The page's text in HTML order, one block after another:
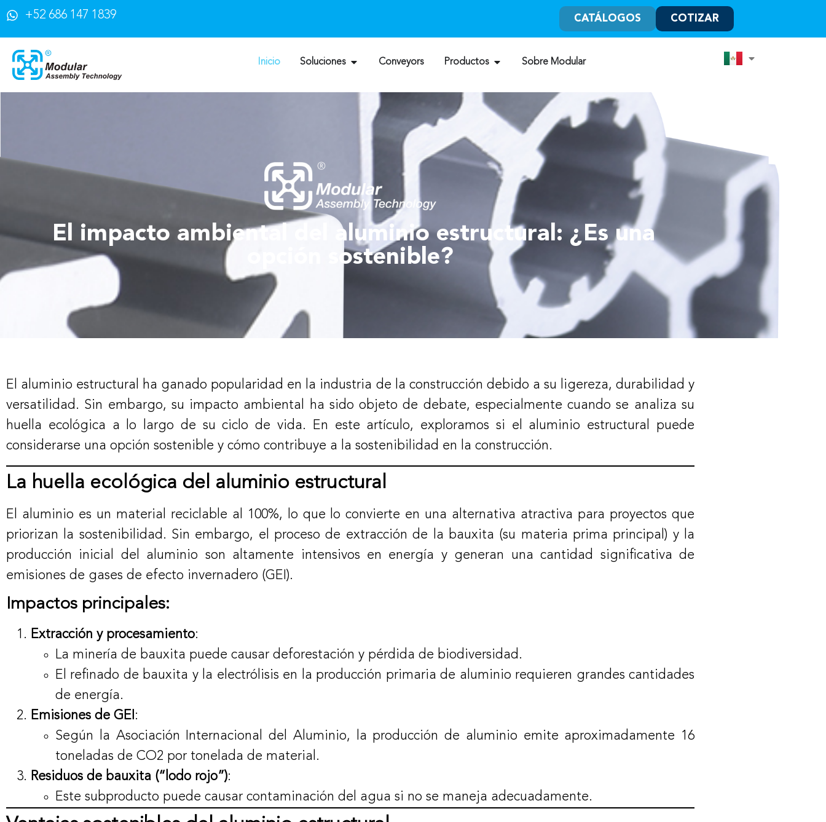
+52 686 147 1839 CATÁLOGOS COTIZAR
Inicio Soluciones Conveyors Productos Sobre Modular
El impacto ambiental del aluminio estructural: ¿Es una
opción sostenible?
El aluminio estructural ha ganado popularidad en la industria de la construcción debido a su ligereza, durabilidad y
versatilidad. Sin embargo, su impacto ambiental ha sido objeto de debate, especialmente cuando se analiza su
huella ecológica a lo largo de su ciclo de vida. En este artículo, exploramos si el aluminio estructural puede
considerarse una opción sostenible y cómo contribuye a la sostenibilidad en la construcción.
La huella ecológica del aluminio estructural
El aluminio es un material reciclable al 100%, lo que lo convierte en una alternativa atractiva para proyectos que
priorizan la sostenibilidad. Sin embargo, el proceso de extracción de la bauxita (su materia prima principal) y la
producción inicial del aluminio son altamente intensivos en energía y generan una cantidad significativa de
emisiones de gases de efecto invernadero (GEI).
Impactos principales:
Extracción y procesamiento:
La minería de bauxita puede causar deforestación y pérdida de biodiversidad.
El refinado de bauxita y la electrólisis en la producción primaria de aluminio requieren grandes cantidades
de energía.
Emisiones de GEI :
Según la Asociación Internacional del Aluminio, la producción de aluminio emite aproximadamente 16
toneladas de CO2 por tonelada de material.
Residuos de bauxita (“lodo rojo”):
Este subproducto puede causar contaminación del agua si no se maneja adecuadamente.